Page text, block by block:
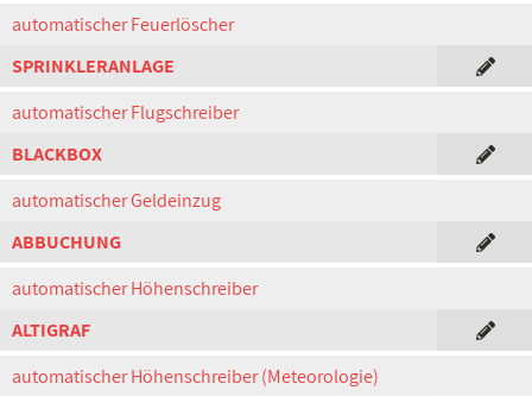
automatischer Feuerlöscher
SPRINKLERANLAGE
automatischer Flugschreiber
BLACKBOX
automatischer Geldeinzug
ABBUCHUNG
automatischer Höhenschreiber
ALTIGRAF
automatischer Höhenschreiber (Meteorologie)